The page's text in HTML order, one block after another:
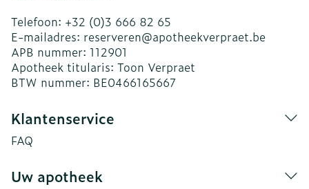
Telefoon: +32 (0)3 666 82 65
E-mailadres: reserveren@apotheekverpraet.be
APB nummer: 112901
Apotheek titularis: Toon Verpraet
BTW nummer: BE0466165667
Klantenservice
FAQ
Uw apotheek